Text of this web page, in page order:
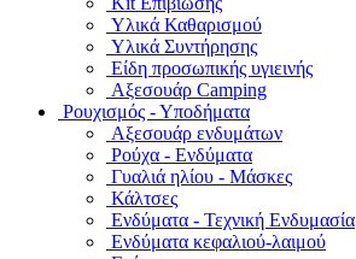
Υλικά Καθαρισμού
Υλικά Συντήρησης
Είδη προσωπικής υγιεινής
Αξεσουάρ Camping
Ρουχισμός - Υποδήματα
Αξεσουάρ ενδυμάτων
Ρούχα - Ενδύματα
Γυαλιά ηλίου - Μάσκες
Κάλτσες
Ενδύματα - Τεχνική Ενδυμασία
Ενδύματα κεφαλιού-λαιμού